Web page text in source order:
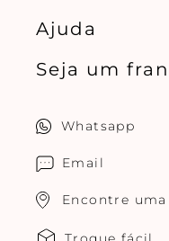
Missão, visão e
Ajuda
Central de
Seja um
Whatsapp
Email
Encontre